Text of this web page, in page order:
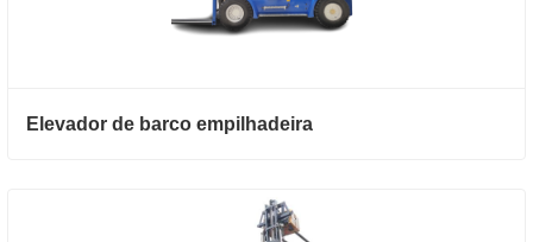
Elevador de barco empilhadeira